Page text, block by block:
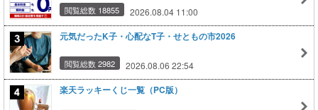
閲覧総数 18855 2026.08.04 11:00
元気だったK子・心配なT子・せともの市2026
閲覧総数 2982 2026.08.06 22:54
楽天ラッキーくじ一覧（PC版）